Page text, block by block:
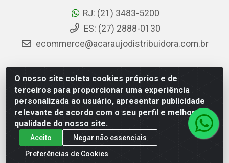
O nosso site coleta cookies próprios e de
terceiros para proporcionar uma experiência
personalizada ao usuário, apresentar publicidade
relevante de acordo com o seu perfil e melhorar a
qualidade do nosso site.
Aceito
Negar não essenciais
Preferências de Cookies
RJ: (21) 3483-5200
ES: (27) 2888-0130
ecommerce@acaraujodistribuidora.com.br
AC Araujo Distribuidora - Rua Carneiro de Campos, 42 -
São Cristóvão, Rio de Janeiro/RJ - CEP 20.920-410 -
CNPJ 08.744.753/0003-85